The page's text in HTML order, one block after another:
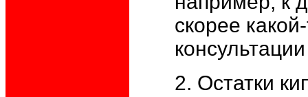
скорее
2. Остатки